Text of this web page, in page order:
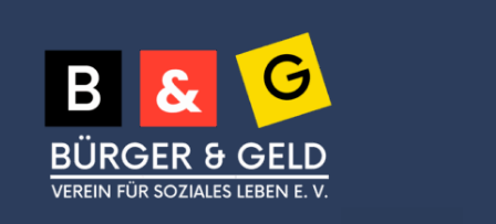
Inhalt
springen